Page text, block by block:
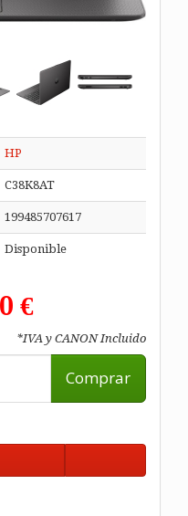
HP
C38K8AT
199485707617
Disponible
€
*IVA y CANON Incluido
Comprar